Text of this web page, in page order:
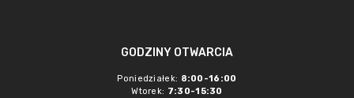
GODZINY OTWARCIA
Poniedziałek: 8:00-16:00
Wtorek: 7:30-15:30